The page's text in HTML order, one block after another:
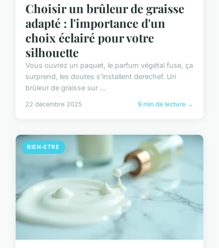
Choisir un brûleur de graisse
adapté : l'importance d'un
choix éclairé pour votre
silhouette
Vous ouvrez un paquet, le parfum végétal fuse, ça
surprend, les doutes s'installent derechef. Un
brûleur de graisse sur ...
22 décembre 2025 9 min de lecture →
BIEN-ETRE